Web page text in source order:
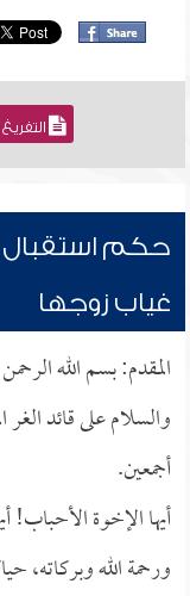
حكم استقبال
غياب زوجها
المقدم: بسم الله
والسلام على قائد
أجمعين.
أيها الإخوة الأحباب!
ورحمة الله وبركاته،